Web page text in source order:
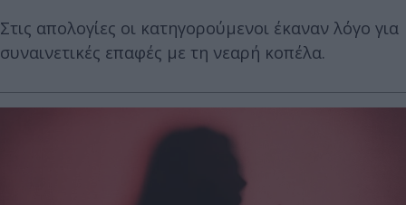
Στις απολογίες οι κατηγορούμενοι έκαναν λόγο για
συναινετικές επαφές με τη νεαρή κοπέλα.